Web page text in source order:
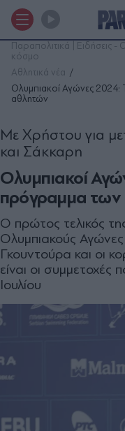
Παραπολιτικά | Ειδήσεις -
κόσμο
Αθλητικά νέα
Ολυμπιακοί Αγώνες
αθλητών
Ολυμπιακοί
πρόγραμμα
Με Χρήστου για
και Σάκκαρη
Ο πρώτος τελικός
Ολυμπιακούς
Γκουντούρα και οι
είναι οι
Ιουλίου